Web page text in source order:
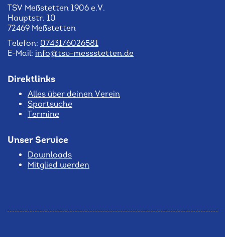
TSV Meßstetten 1906 e.V.
Hauptstr. 10
72469 Meßstetten
Telefon: 07431/6026581
E-Mail: info@tsv-messstetten.de
Direktlinks
Alles über deinen Verein
Sportsuche
Termine
Unser Service
Downloads
Mitglied werden